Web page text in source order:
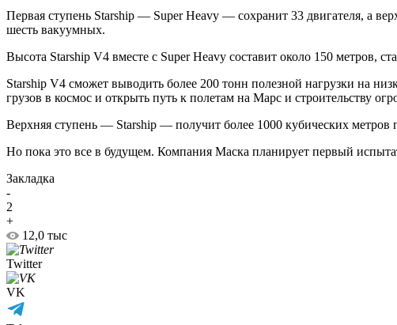
Первая ступень Starship — Super Heavy — сохранит 33 двигателя, а
шесть вакуумных.
Высота Starship V4 вместе с Super Heavy составит около 150 метров,
Starship V4 сможет выводить более 200 тонн полезной нагрузки на
грузов в космос и открыть путь к полетам на Марс и строительству
Верхняя ступень — Starship — получит более 1000 кубических
Но пока это все в будущем. Компания Маска планирует первый
Закладка
-
2
+
12,0 тыс
Twitter
VK